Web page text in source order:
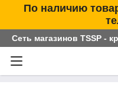
По наличию
Сеть магазинов TSSP -